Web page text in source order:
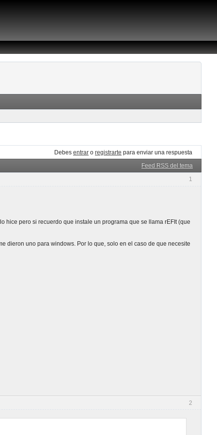
Debes entrar o registrarte para enviar una respuesta
Feed RSS del tema
1
hice pero si recuerdo que instale un programa que se llama rEFIt (que
dieron uno para windows. Por lo que, solo en el caso de que necesite
2